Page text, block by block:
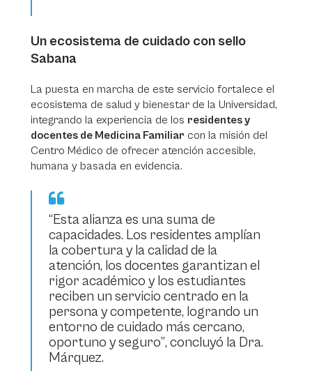
Un ecosistema de cuidado con sello
Sabana
La puesta en marcha de este servicio fortalece el
ecosistema de salud y bienestar de la Universidad,
integrando la experiencia de los residentes y
docentes de Medicina Familiar con la misión del
Centro Médico de ofrecer atención accesible,
humana y basada en evidencia.
“Esta alianza es una suma de
capacidades. Los residentes amplían
la cobertura y la calidad de la
atención, los docentes garantizan el
rigor académico y los estudiantes
reciben un servicio centrado en la
persona y competente, logrando un
entorno de cuidado más cercano,
oportuno y seguro”, concluyó la Dra.
Márquez.